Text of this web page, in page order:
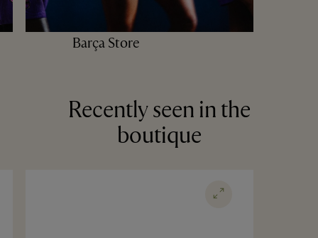
Barça Store
Recently seen in the
boutique